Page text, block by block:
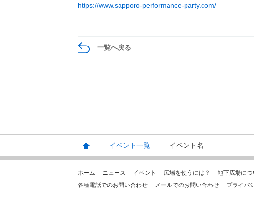
https://www.sapporo-performance-party.com/
一覧へ戻る
イベント一覧 イベント名
ホーム ニュース イベント 広場を使うには？ 地下広場につ
各種電話でのお問い合わせ
メールでのお問い合わせ プライバ